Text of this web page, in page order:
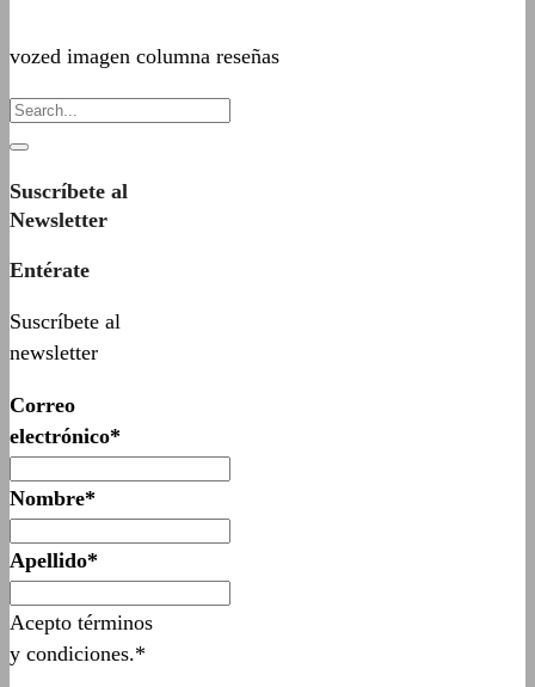
vozed imagen columna reseñas
Suscríbete al
Newsletter
Entérate
Suscríbete al
newsletter
Correo
electrónico*
Nombre*
Apellido*
Acepto términos
y condiciones.*